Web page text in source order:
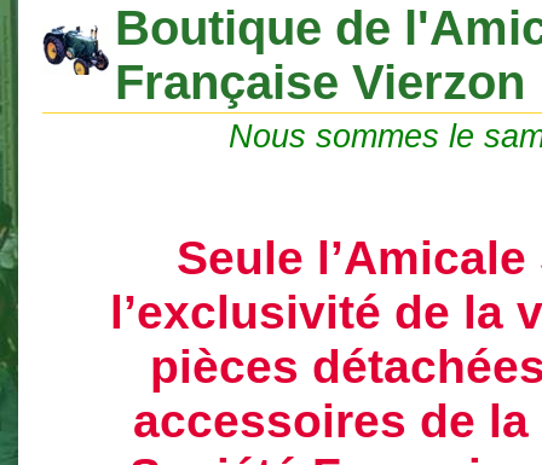
Boutique de
Française Vierzon
Nous sommes le
Seule l’Amicale
l’exclusivité de la
pièces
accessoires de la